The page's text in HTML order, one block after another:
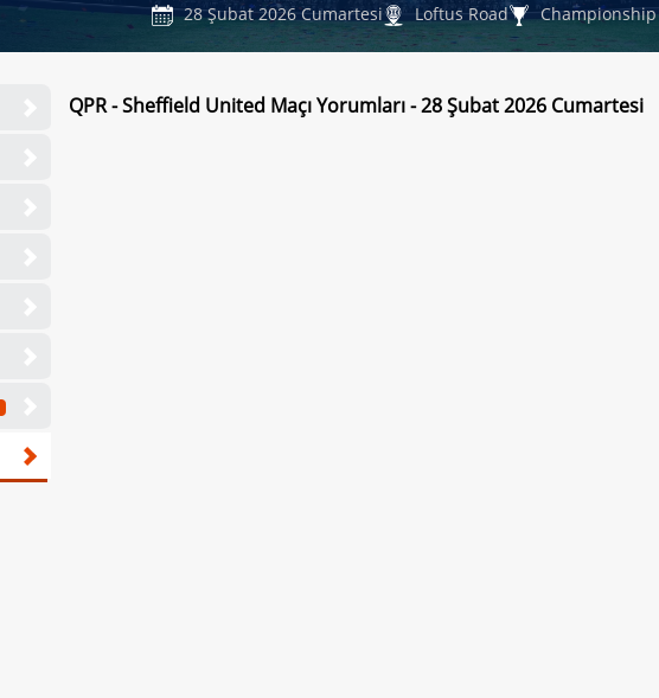
28 Şubat 2026 Cumartesi Loftus Road Championship
QPR - Sheffield United Maçı Yorumları - 28 Şubat 2026 Cumartesi